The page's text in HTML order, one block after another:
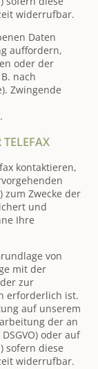
widerrufbar.
Daten
auffordern,
oder der
nach
Zwingende
kontaktieren,
zum Zwecke der
und
Ihre
von
mit der
zur
erforderlich ist.
auf unserem
der an
oder auf
sofern diese
widerrufbar.